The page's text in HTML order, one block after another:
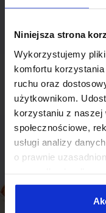
Niniejsza strona
Wykorzystujemy
komfortu
ruchu oraz
użytkownikom.
korzystaniu z naszej
społecznościowe,
usługi analizy
o prawnie
Niektóre z plików
przez naszych
Odezwij się
Skontaktuj się